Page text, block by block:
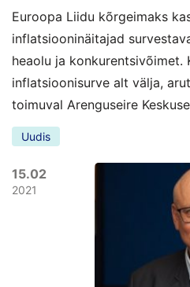
Euroopa Liidu kõrgeimaks
inflatsiooninäitajad
heaolu ja konkurentsivõimet.
inflatsioonisurve alt välja,
toimuval Arenguseire
Uudis
15.02
2021